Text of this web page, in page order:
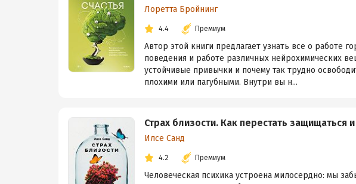
Лоретта Бройнинг
4.4 Премиум
Автор этой книги предлагает узнать все о работе
поведения и работе различных нейрохимических
устойчивые привычки и почему так трудно
плохими или пагубными. Внутри вы н...
Страх близости. Как перестать защищаться
Илсе Санд
4.2 Премиум
Человеческая психика устроена милосердно: мы